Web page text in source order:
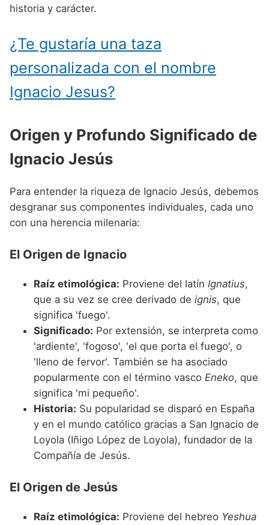
Nombres de niño que empiezan por K
Nombres de niño que empiezan por M
Nombres de niño que empiezan por N
Nombres de niño que empiezan por O
Nombres de niño que empiezan por Q
Nombres de niño que empiezan por S
Nombres de niño que empiezan por T
Nombres de niño que empiezan por V
Nombres de niño que empiezan por W
Nombres de niño que empiezan por X
Nombres de niño que empiezan por Y
Nombres de niño que empiezan por Z
Nombres de Niño Gallegos
Nombres de Niño Navarros
Nombres de Niño Riojanos
Nombres de Niño Italianos
Nombres de Niño Japoneses
Nombres de Niño Judíos
Nombres de Niño Marroquíes
Nombres de Niño Rumanos
Nombres de Niño Rusos
historia y carácter.
¿Te gustaría una taza
personalizada con el nombre
Ignacio Jesus?
Origen y Profundo Significado de
Ignacio Jesús
Para entender la riqueza de Ignacio Jesús, debemos
desgranar sus componentes individuales, cada uno
con una herencia milenaria:
El Origen de Ignacio
Raíz etimológica: Proviene del latín Ignatius,
que a su vez se cree derivado de ignis, que
significa 'fuego'.
Significado: Por extensión, se interpreta como
'ardiente', 'fogoso', 'el que porta el fuego', o
'lleno de fervor'. También se ha asociado
popularmente con el término vasco Eneko, que
significa 'mi pequeño'.
Historia: Su popularidad se disparó en España
y en el mundo católico gracias a San Ignacio de
Loyola (Iñigo López de Loyola), fundador de la
Compañía de Jesús.
El Origen de Jesús
Raíz etimológica: Proviene del hebreo Yeshua